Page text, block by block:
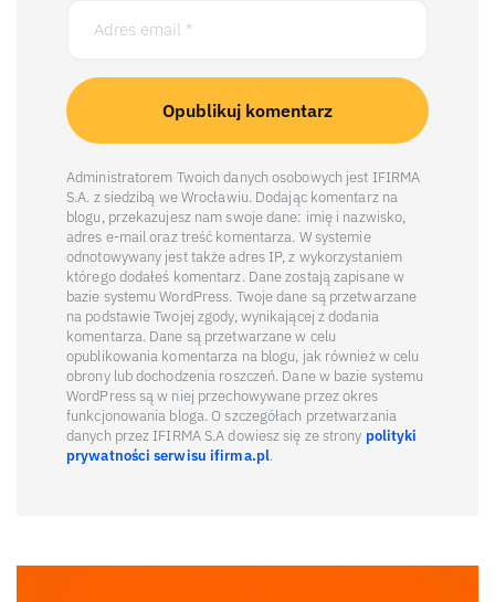
Administratorem Twoich danych osobowych jest IFIRMA
S.A. z siedzibą we Wrocławiu. Dodając komentarz na
blogu, przekazujesz nam swoje dane: imię i nazwisko,
adres e-mail oraz treść komentarza. W systemie
odnotowywany jest także adres IP, z wykorzystaniem
którego dodałeś komentarz. Dane zostają zapisane w
bazie systemu WordPress. Twoje dane są przetwarzane
na podstawie Twojej zgody, wynikającej z dodania
komentarza. Dane są przetwarzane w celu
opublikowania komentarza na blogu, jak również w celu
obrony lub dochodzenia roszczeń. Dane w bazie systemu
WordPress są w niej przechowywane przez okres
funkcjonowania bloga. O szczegółach przetwarzania
danych przez IFIRMA S.A dowiesz się ze strony polityki
prywatności serwisu ifirma.pl.